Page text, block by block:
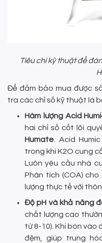
Tiêu chí kỹ thuật để
Để đảm bảo mua được
tra các chỉ số kỹ thuật là
Hàm lượng Acid
hai chỉ số cốt lõi
Humate . Acid
trong khi K2O cung
Luôn yêu cầu nhà
Phân tích (COA)
lượng thực tế với
Độ pH và khả năng
chất lượng cao
từ 8-10). Khi bón
đệm, giúp trung